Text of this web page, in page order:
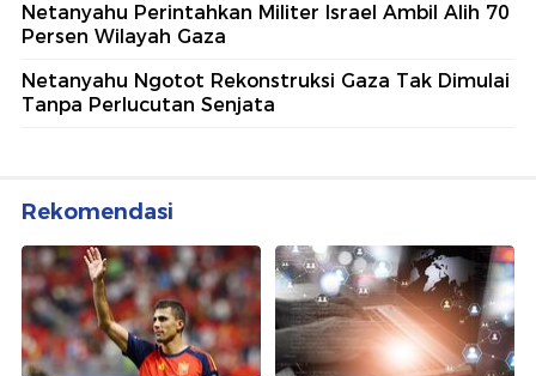
Netanyahu Perintahkan Militer Israel Ambil Alih 70
Persen Wilayah Gaza
Netanyahu Ngotot Rekonstruksi Gaza Tak Dimulai
Tanpa Perlucutan Senjata
Rekomendasi